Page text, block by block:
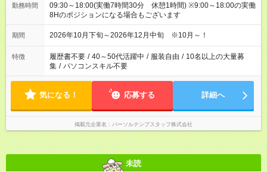
勤務時間
09:30～18:00(実働7時間30分 休憩1時間) ※9:00～18:00の実働
8Hのポジションになる場合もございます
期間 2026年10月下旬～2026年12月中旬 ※10月～！
特徴 履歴書不要 / 40～50代活躍中 / 服装自由 / 10名以上の大量募
集 / パソコンスキル不要
気になる！ 応募する 詳細へ
掲載元企業名 パーソルテンプスタッフ株式会社
未読